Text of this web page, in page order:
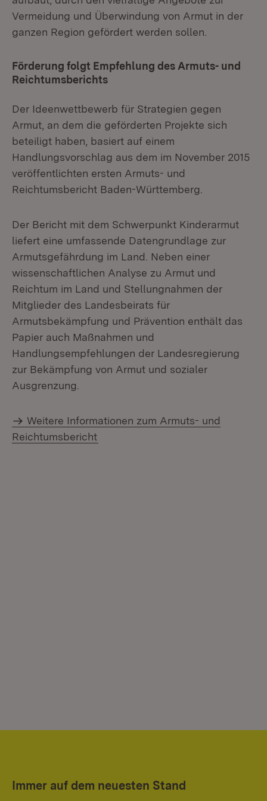
Vermeidung und Überwindung von Armut in der
ganzen Region gefördert werden sollen.
Förderung folgt Empfehlung des Armuts- und
Reichtumsberichts
Der Ideenwettbewerb für Strategien gegen
Armut, an dem die geförderten Projekte sich
beteiligt haben, basiert auf einem
Handlungsvorschlag aus dem im November 2015
veröffentlichten ersten Armuts- und
Reichtumsbericht Baden-Württemberg.
Der Bericht mit dem Schwerpunkt Kinderarmut
liefert eine umfassende Datengrundlage zur
Armutsgefährdung im Land. Neben einer
wissenschaftlichen Analyse zu Armut und
Reichtum im Land und Stellungnahmen der
Mitglieder des Landesbeirats für
Armutsbekämpfung und Prävention enthält das
Papier auch Maßnahmen und
Handlungsempfehlungen der Landesregierung
zur Bekämpfung von Armut und sozialer
Ausgrenzung.
Weitere Informationen zum Armuts- und
Reichtumsbericht
Immer auf dem neuesten Stand